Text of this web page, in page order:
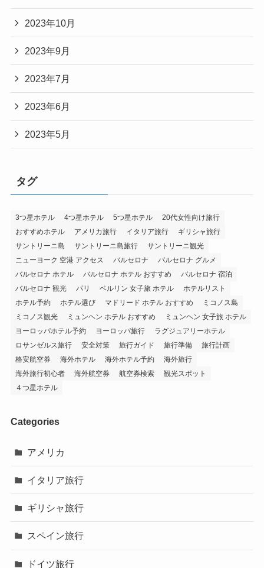
2023年10月
2023年9月
2023年7月
2023年6月
2023年5月
タグ
3つ星ホテル 4つ星ホテル 5つ星ホテル
20代女性向け旅行
おすすめホテル
アメリカ旅行 イタリア旅行
ギリシャ旅行
サントリーニ島
サントリーニ島旅行
サントリーニ観光
ニューヨーク 空港 アクセス
バルセロナ
バルセロナ グルメ
バルセロナ ホテル
バルセロナ ホテル おすすめ
バルセロナ 宿泊
バルセロナ 観光
パリ ベルリン 女子旅 ホテル
ホテルリスト
ホテル予約
ホテル選び マドリード ホテル おすすめ
ミコノス島
ミコノス観光
ミュンヘン ホテル おすすめ
ミュンヘン 女子旅 ホテル
ヨーロッパホテル予約
ヨーロッパ旅行
ラグジュアリーホテル
ロサンゼルス旅行
安全対策 旅行ガイド 旅行準備
旅行計画
格安航空券
海外ホテル 海外ホテル予約
海外旅行
海外旅行初心者
海外航空券 航空券検索
観光スポット
４つ星ホテル
Categories
アメリカ
イタリア旅行
ギリシャ旅行
スペイン旅行
ドイツ旅行